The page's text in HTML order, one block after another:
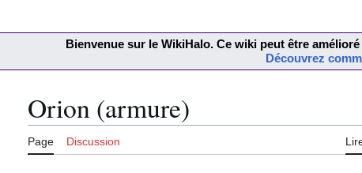
Bienvenue sur le WikiHalo. Ce wiki peut être
Découvrez
Orion (armure)
Page Discussion